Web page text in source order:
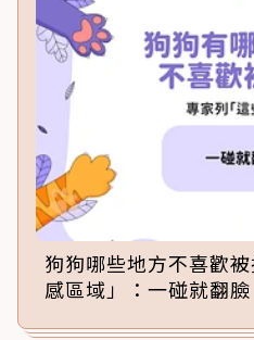
狗狗哪些地方不喜歡
感區域」：一碰就翻臉